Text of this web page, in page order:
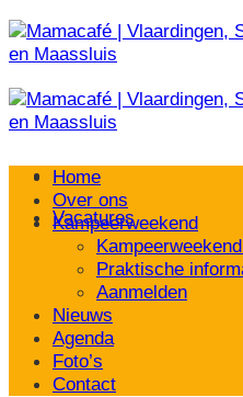
Ga
naar
inhoud
Vacatures
Home
Over ons
Kampeerweekend
Praktische
Aanmelden
Nieuws
Agenda
Foto’s
Contact